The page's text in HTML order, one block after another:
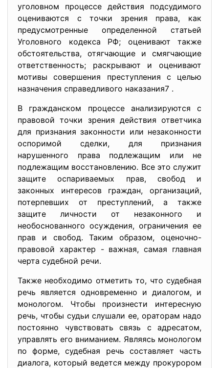
уголовном процессе действия подсудимого
оцениваются с точки зрения права, как
предусмотренные определенной статьей
Уголовного кодекса РФ; оценивают также
обстоятельства, отягчающие и смягчающие
ответственность; раскрывают и оценивают
мотивы совершения преступления с целью
назначения справедливого наказания7 .
В гражданском процессе анализируются с
правовой точки зрения действия ответчика
для признания законности или незаконности
оспоримой сделки, для признания
нарушенного права подлежащим или не
подлежащим восстановлению. Все это служит
защите оспариваемых прав, свобод и
законных интересов граждан, организаций,
потерпевших от преступлений, а также
защите личности от незаконного и
необоснованного осуждения, ограничения ее
прав и свобод. Таким образом, оценочно-
правовой характер - важная, самая главная
черта судебной речи.
Также необходимо отметить то, что судебная
речь является одновременно и диалогом, и
монологом. Чтобы произнести интересную
речь, чтобы судьи слушали ее, ораторам надо
постоянно чувствовать связь с адресатом,
управлять его вниманием. Являясь монологом
по форме, судебная речь составляет часть
диалога, который ведется между прокурором